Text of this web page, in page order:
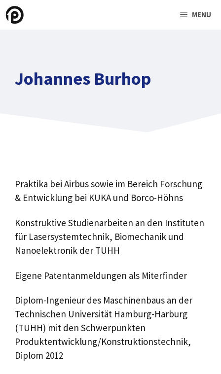
Skip
to
MENU
Johannes Burhop
Praktika bei Airbus sowie im Bereich Forschung
& Entwicklung bei KUKA und Borco-Höhns
Konstruktive Studienarbeiten an den Instituten
für Lasersystemtechnik, Biomechanik und
Nanoelektronik der TUHH
Eigene Patentanmeldungen als Miterfinder
Diplom-Ingenieur des Maschinenbaus an der
Technischen Universität Hamburg-Harburg
(TUHH) mit den Schwerpunkten
Produktentwicklung/Konstruktionstechnik,
Diplom 2012